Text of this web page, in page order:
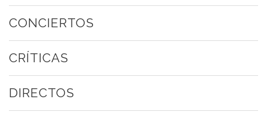
CONCIERTOS
CRÍTICAS
DIRECTOS